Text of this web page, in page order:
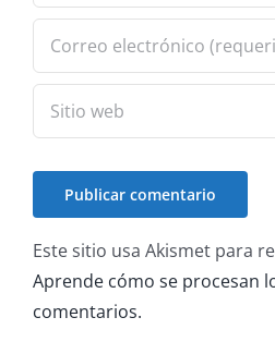
Este sitio usa Akismet para
Aprende cómo se procesan
comentarios.